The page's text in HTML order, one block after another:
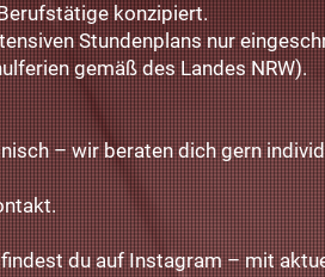
konzipiert.
Stundenplans nur
gemäß des Landes NRW).
– wir beraten dich gern
du auf Instagram – mit